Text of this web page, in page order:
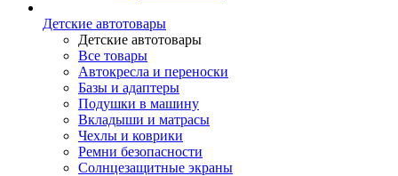
Детские автотовары
Детские автотовары
Все товары
Автокресла и переноски
Базы и адаптеры
Подушки в машину
Вкладыши и матрасы
Чехлы и коврики
Ремни безопасности
Солнцезащитные экраны